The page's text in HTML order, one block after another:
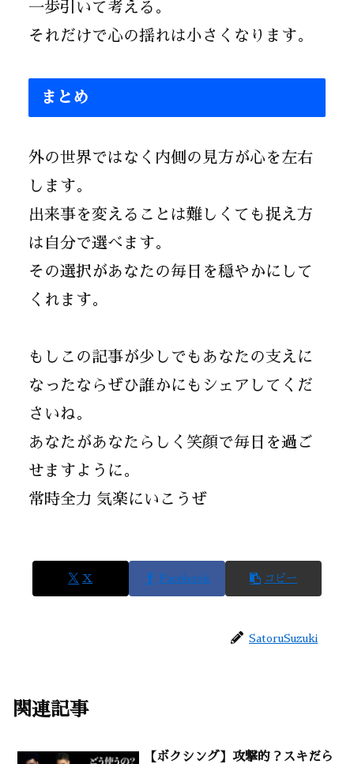
一歩引いて考える。
それだけで心の揺れは小さくなります。
まとめ
外の世界ではなく内側の見方が心を左右
します。
出来事を変えることは難しくても捉え方
は自分で選べます。
その選択があなたの毎日を穏やかにして
くれます。
もしこの記事が少しでもあなたの支えに
なったならぜひ誰かにもシェアしてくだ
さいね。
あなたがあなたらしく笑顔で毎日を過ご
せますように。
常時全力 気楽にいこうぜ
X Facebook コピー
SatoruSuzuki
関連記事
【ボクシング】攻撃的？スキだら